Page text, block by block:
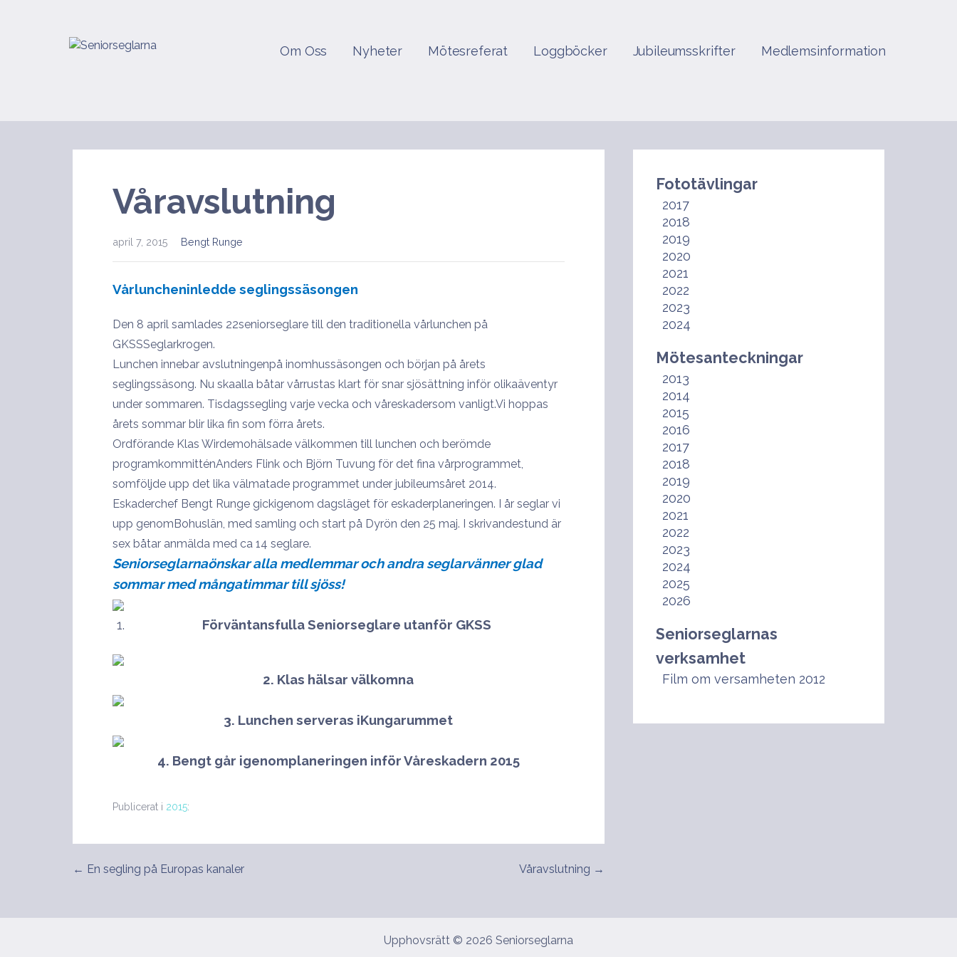
Om Oss Nyheter Mötesreferat Loggböcker Jubileumsskrifter Medlemsinformation
Våravslutning
april 7, 2015 Bengt Runge
Vårluncheninledde seglingssäsongen
Den 8 april samlades 22seniorseglare till den traditionella vårlunchen på
GKSSSeglarkrogen.
Lunchen innebar avslutningenpå inomhussäsongen och början på årets
seglingssäsong. Nu skaalla båtar vårrustas klart för snar sjösättning inför olikaäventyr
under sommaren. Tisdagssegling varje vecka och våreskadersom vanligt.Vi hoppas
årets sommar blir lika fin som förra årets.
Ordförande Klas Wirdemohälsade välkommen till lunchen och berömde
programkommitténAnders Flink och Björn Tuvung för det fina vårprogrammet,
somföljde upp det lika välmatade programmet under jubileumsåret 2014.
Eskaderchef Bengt Runge gickigenom dagsläget för eskaderplaneringen. I år seglar vi
upp genomBohuslän, med samling och start på Dyrön den 25 maj. I skrivandestund är
sex båtar anmälda med ca 14 seglare.
Seniorseglarnaönskar alla medlemmar och andra seglarvänner glad
sommar med mångatimmar till sjöss!
Förväntansfulla Seniorseglare utanför GKSS
2. Klas hälsar välkomna
3. Lunchen serveras iKungarummet
4. Bengt går igenomplaneringen inför Våreskadern 2015
Publicerat i 2015:
Inläggsnavigering
← En segling på Europas kanaler Våravslutning →
Fototävlingar
2017
2018
2019
2020
2021
2022
2023
2024
Mötesanteckningar
2013
2014
2015
2016
2017
2018
2019
2020
2021
2022
2023
2024
2025
2026
Seniorseglarnas
verksamhet
Film om versamheten 2012
Upphovsrätt © 2026 Seniorseglarna